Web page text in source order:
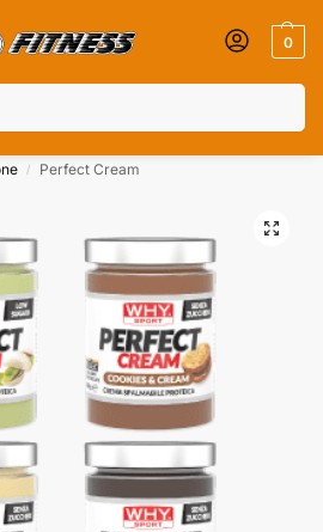
0
Aggiungili nel Carrello!
/ Perfect Cream